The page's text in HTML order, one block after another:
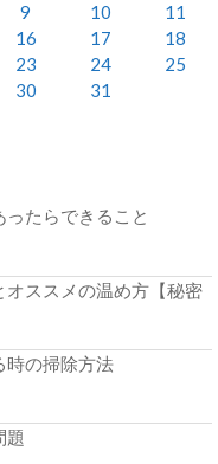
9 10
11
16 17
18
23 24
25
30
31
たらできること
オススメの温め方【秘密
時の掃除方法
題